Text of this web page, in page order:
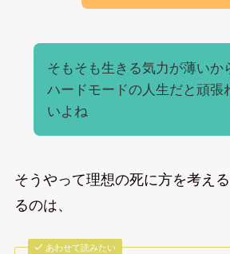
そもそも生きる気力が薄いか
ハードモードの人生だと頑張
いよね
そうやって理想の死に方を考え
るのは、
あわせて読みたい